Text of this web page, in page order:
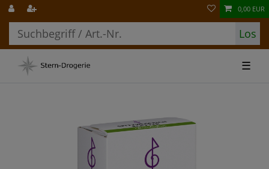
Los
0,00 EUR
☰